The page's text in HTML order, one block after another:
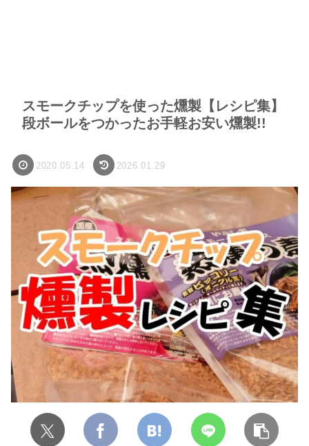
スモークチップを使った燻製【レシピ集】
段ボールをつかったお手軽お安い燻製!!
2020.05.14 2026.01.29